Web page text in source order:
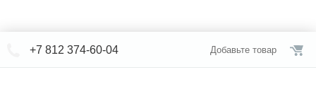
+7 812 374-60-04 Добавьте товар